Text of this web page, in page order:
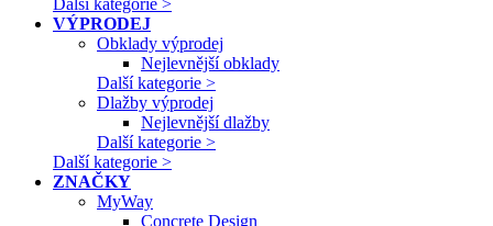
Další kategorie >
VÝPRODEJ
Obklady výprodej
Nejlevnější obklady
Další kategorie >
Dlažby výprodej
Nejlevnější dlažby
Další kategorie >
Další kategorie >
ZNAČKY
MyWay
Concrete Design